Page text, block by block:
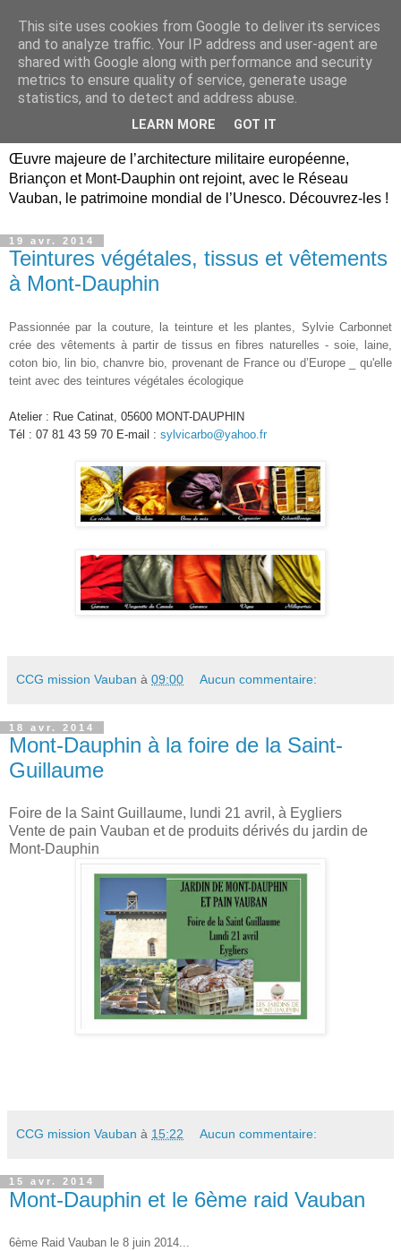
Briançon, Mont-Dauphin,
Vauban Unesco Hautes-
Œuvre majeure de l’architecture militaire européenne,
Briançon et Mont-Dauphin ont rejoint, avec le Réseau
Vauban, le patrimoine mondial de l’Unesco. Découvrez-les !
19 avr. 2014
Teintures végétales, tissus et vêtements
à Mont-Dauphin
Passionnée par la couture, la teinture et les plantes, Sylvie Carbonnet
crée des vêtements à partir de tissus en fibres naturelles - soie, laine,
coton bio, lin bio, chanvre bio, provenant de France ou d’Europe _ qu'elle
teint avec des teintures végétales écologique
Atelier : Rue Catinat, 05600 MONT-DAUPHIN
Tél : 07 81 43 59 70 E-mail : sylvicarbo@yahoo.fr
CCG mission Vauban à 09:00 Aucun commentaire:
18 avr. 2014
Mont-Dauphin à la foire de la Saint-
Guillaume
Foire de la Saint Guillaume, lundi 21 avril, à Eygliers
Vente de pain Vauban et de produits dérivés du jardin de
Mont-Dauphin
CCG mission Vauban à 15:22 Aucun commentaire:
15 avr. 2014
Mont-Dauphin et le 6ème raid Vauban
6ème Raid Vauban le 8 juin 2014...
This site uses cookies from Google to deliver its services
and to analyze traffic. Your IP address and user-agent are
shared with Google along with performance and security
metrics to ensure quality of service, generate usage
statistics, and to detect and address abuse.
LEARN MORE GOT IT